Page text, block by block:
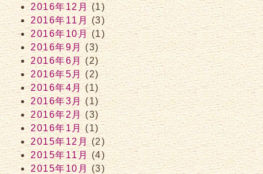
2016年12月(1)
2016年11月(3)
2016年10月(1)
2016年9月(3)
2016年6月(2)
2016年5月(2)
2016年4月(1)
2016年3月(1)
2016年2月(3)
2016年1月(1)
2015年12月(2)
2015年11月(4)
2015年10月(3)